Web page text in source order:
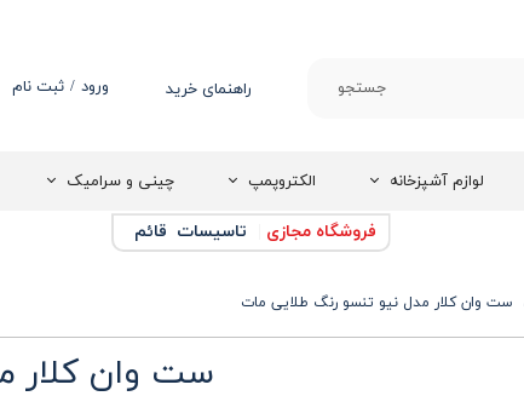
جستجو ورود / ثبت نام
تغییر گذر واژه لوازم آشپزخانه الکتروپمپ چینی و سرامیک
راهنمای خرید
فروشگاه مجازی تاسیسات قائم
ست وان کلار مدل نیو تنسو رنگ طلایی مات
ست وان کلار